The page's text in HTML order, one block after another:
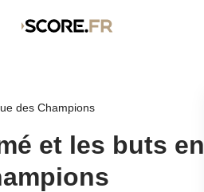
des Champions
et les buts en